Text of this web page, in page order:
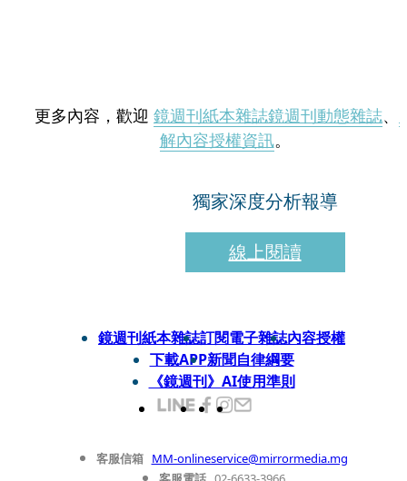
更多內容，歡迎 鏡週刊紙本雜誌鏡週刊動態雜誌、
解內容授權資訊。
獨家深度分析報導
線上閱讀
鏡週刊紙本雜誌訂閱電子雜誌內容授權
下載APP新聞自律綱要
《鏡週刊》AI使用準則
客服信箱 MM-onlineservice@mirrormedia.mg